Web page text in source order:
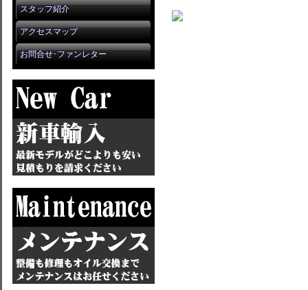
スタッフ紹介
アクセスマップ
お問合せ･ファンレター